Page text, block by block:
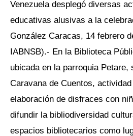
Venezuela desplegó diversas
educativas alusivas a la
González Caracas, 14 febrero
IABNSB).- En la Biblioteca
ubicada en la parroquia Petare,
Caravana de Cuentos,
elaboración de disfraces con
difundir la bibliodiversidad
espacios bibliotecarios como